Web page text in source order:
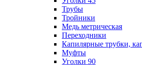
Трубы
Тройники
Медь метрическая
Переходники
Капилярные трубки,
Муфты
Уголки 90